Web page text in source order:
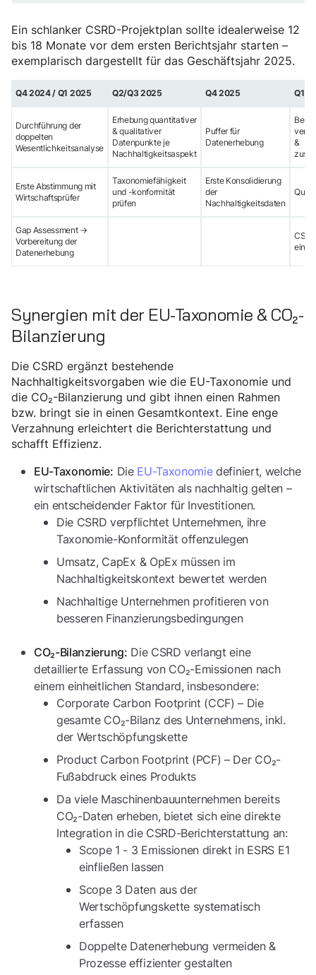
Ein schlanker CSRD-Projektplan sollte idealerweise 12
bis 18 Monate vor dem ersten Berichtsjahr starten –
exemplarisch dargestellt für das Geschäftsjahr 2025.
Q4 2024 / Q1 2025 Q2/Q3 2025 Q4 2025 Q1
Durchführung der
doppelten
Wesentlichkeitsanalyse
Erhebung quantitativer
& qualitativer
Datenpunkte je
Nachhaltigkeitsaspekt
Puffer für
Datenerhebung
&
Erste Abstimmung mit
Wirtschaftsprüfer
Taxonomiefähigkeit
und -konformität
prüfen
Erste Konsolidierung
der
Nachhaltigkeitsdaten
Gap Assessment →
Vorbereitung der
Datenerhebung
Synergien mit der EU-Taxonomie & CO₂-
Bilanzierung
Die CSRD ergänzt bestehende
Nachhaltigkeitsvorgaben wie die EU-Taxonomie und
die CO₂-Bilanzierung und gibt ihnen einen Rahmen
bzw. bringt sie in einen Gesamtkontext. Eine enge
Verzahnung erleichtert die Berichterstattung und
schafft Effizienz.
EU-Taxonomie: Die EU-Taxonomiedefiniert, welche
wirtschaftlichen Aktivitäten als nachhaltig gelten –
ein entscheidender Faktor für Investitionen.
Die CSRD verpflichtet Unternehmen, ihre
Taxonomie-Konformität offenzulegen
Umsatz, CapEx & OpEx müssen im
Nachhaltigkeitskontext bewertet werden
Nachhaltige Unternehmen profitieren von
besseren Finanzierungsbedingungen
CO₂-Bilanzierung: Die CSRD verlangt eine
detaillierte Erfassung von CO₂-Emissionen nach
einem einheitlichen Standard, insbesondere:
Corporate Carbon Footprint (CCF) – Die
gesamte CO₂-Bilanz des Unternehmens, inkl.
der Wertschöpfungskette
Product Carbon Footprint (PCF) – Der CO₂-
Fußabdruck eines Produkts
Da viele Maschinenbauunternehmen bereits
CO₂-Daten erheben, bietet sich eine direkte
Integration in die CSRD-Berichterstattung an:
Scope 1 - 3 Emissionen direkt in ESRS E1
einfließen lassen
Scope 3 Daten aus der
Wertschöpfungskette systematisch
erfassen
Doppelte Datenerhebung vermeiden &
Prozesse effizienter gestalten